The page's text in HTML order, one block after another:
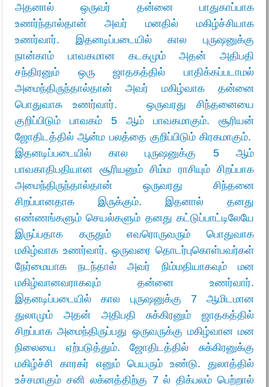
அதனால் ஒருவர் தன்னை பாதுகாப்பாக
உணர்ந்தால்தான் அவர் மனதில் மகிழ்ச்சியாக
உணர்வார். இதனடிப்படையில் கால புருஷனுக்கு
நான்காம் பாவகமான கடகமும் அதன் அதிபதி
சந்திரனும் ஒரு ஜாதகத்தில் பாதிக்கப்படாமல்
அமைந்திருந்தால்தான் அவர் மகிழ்வாக தன்னை
பொதுவாக உணர்வார். ஒருவரது சிந்தனையை
குறிப்பிடும் பாவகம் 5 ஆம் பாவகமாகும். சூரியன்
ஜோதிடத்தில் ஆன்ம பலத்தை குறிப்பிடும் கிரகமாகும்.
இதனடிப்படையில் கால புருஷனுக்கு 5 ஆம்
பாவகாதிபதியான சூரியனும் சிம்ம ராசியும் சிறப்பாக
அமைந்திருந்தால்தான் ஒருவரது சிந்தனை
சிறப்பானதாக இருக்கும். இதனால் தனது
எண்ணங்களும் செயல்களும் தனது கட்டுப்பாட்டிலேயே
இருப்பதாக கருதும் எவரொருவரும் பொதுவாக
மகிழ்வாக உணர்வார். ஒருவரை தொடர்புகொள்பவர்கள்
நேர்மையாக நடந்தால் அவர் நிம்மதியாகவும் மன
மகிழ்வானவராகவும் தன்னை உணர்வார்.
இதனடிப்படையில் கால புருஷனுக்கு 7 ஆமிடமான
துலாமும் அதன் அதிபதி சுக்கிரனும் ஜாதகத்தில்
சிறப்பாக அமைந்திருப்பது ஒருவருக்கு மகிழ்வான மன
நிலையை ஏற்படுத்தும். ஜோதிடத்தில் சுக்கிரனுக்கு
மகிழ்ச்சி காரகர் எனும் பெயரும் உண்டு. துலாத்தில்
உச்சமாகும் சனி லக்னத்திற்கு 7 ல் திக்பலம் பெற்றால்